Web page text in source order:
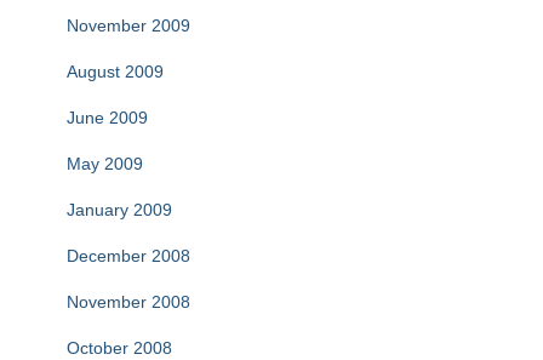
November 2009
August 2009
June 2009
May 2009
January 2009
December 2008
November 2008
October 2008